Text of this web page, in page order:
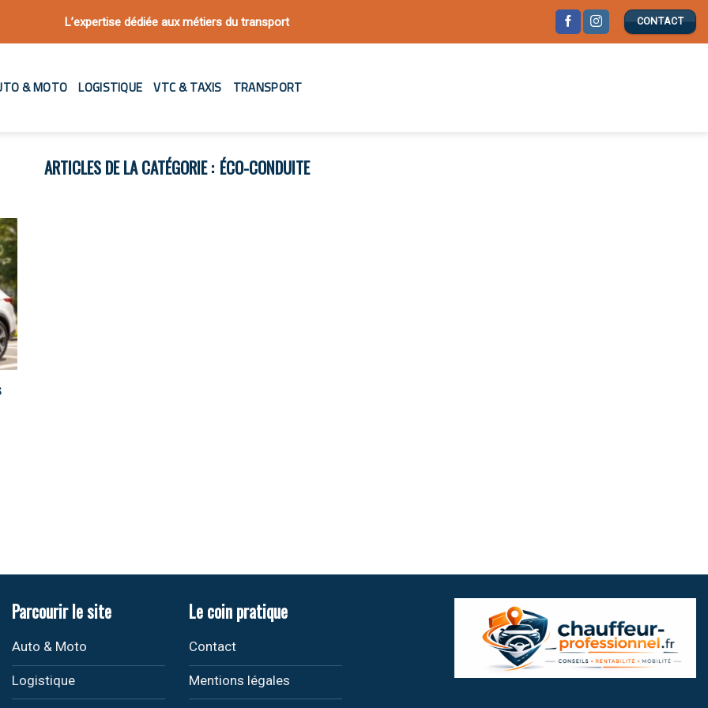
L’expertise dédiée aux métiers du transport CONTACT
& MOTO LOGISTIQUE VTC & TAXIS TRANSPORT
ÉCO-CONDUITE
Parcourir le site
Auto & Moto
Logistique
Le coin pratique
Contact
Mentions légales